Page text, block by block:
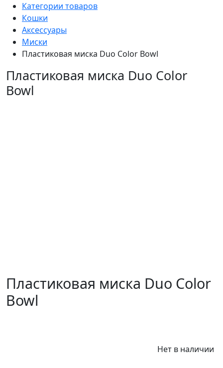
Категории товаров
Кошки
Аксессуары
Миски
Пластиковая миска Duo Color Bowl
Пластиковая миска Duo Color
Bowl
Пластиковая миска Duo Color
Bowl
Нет в наличии